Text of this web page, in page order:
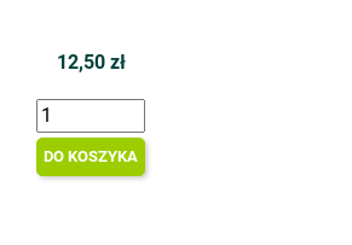
12,50 zł
DO KOSZYKA